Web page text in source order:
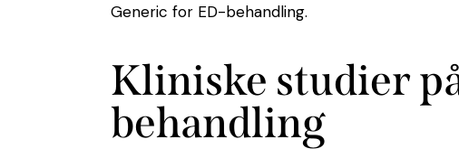
Generic for ED-behandling.
Kliniske studier
behandling